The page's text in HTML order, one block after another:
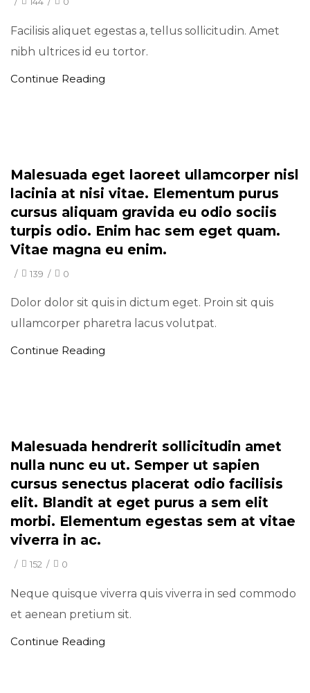
Facilisis aliquet egestas a, tellus sollicitudin. Amet
nibh ultrices id eu tortor.
Continue Reading
Malesuada eget laoreet ullamcorper nisl
lacinia at nisi vitae. Elementum purus
cursus aliquam gravida eu odio sociis
turpis odio. Enim hac sem eget quam.
Vitae magna eu enim.
/ 139 / 0
Dolor dolor sit quis in dictum eget. Proin sit quis
ullamcorper pharetra lacus volutpat.
Continue Reading
Malesuada hendrerit sollicitudin amet
nulla nunc eu ut. Semper ut sapien
cursus senectus placerat odio facilisis
elit. Blandit at eget purus a sem elit
morbi. Elementum egestas sem at vitae
viverra in ac.
/ 152 / 0
Neque quisque viverra quis viverra in sed commodo
et aenean pretium sit.
Continue Reading